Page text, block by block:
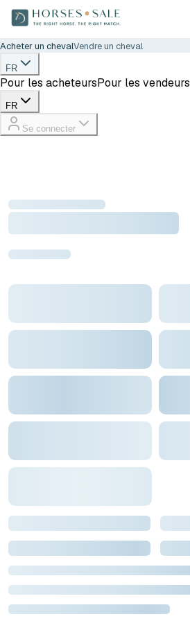
Acheter un chevalVendre un cheval
FR
Pour les acheteursPour les vendeurs
FR
Se connecter